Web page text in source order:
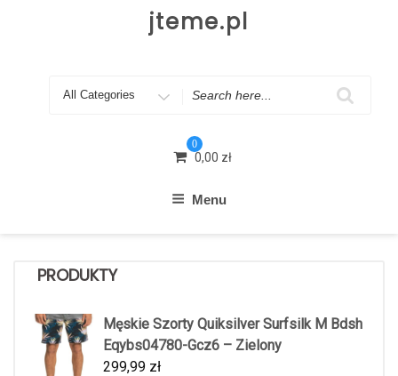
jteme.pl
Search
0
0,00 zł
Menu
PRODUKTY
Męskie Szorty Quiksilver Surfsilk M Bdsh
Eqybs04780-Gcz6 – Zielony
299,99 zł